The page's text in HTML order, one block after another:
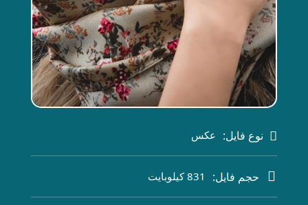
نوع فایل: عکس
حجم فایل: 831 کیلوبایت